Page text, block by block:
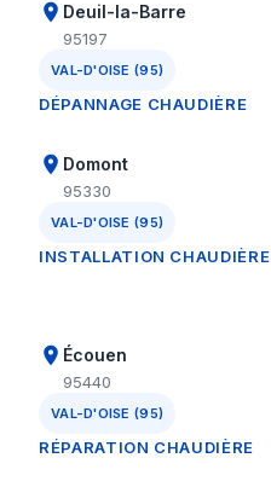
Deuil-la-Barre
95197
VAL-D'OISE (95)
DÉPANNAGE CHAUDIÈRE
Domont
95330
VAL-D'OISE (95)
INSTALLATION CHAUDIÈRE
Écouen
95440
VAL-D'OISE (95)
RÉPARATION CHAUDIÈRE